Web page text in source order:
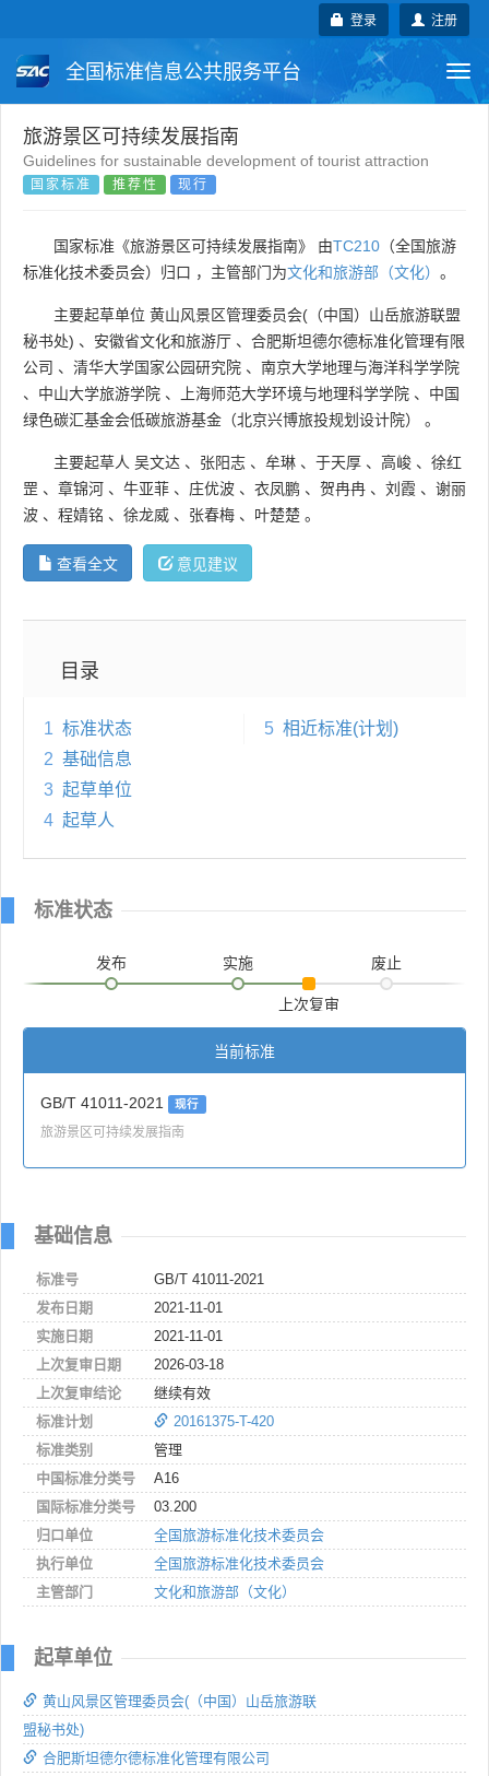
注册
登录
全国标准信息公共服务平台
国家标准 行业标准
团体标准
国外标准 技术委员会
旅游景区可持续发展指南
Guidelines for sustainable development of tourist attraction
国家标准 推荐性 现行
国家标准《旅游景区可持续发展指南》 由TC210 （全国旅游
标准化技术委员会）归口 ，主管部门为文化和旅游部（文化） 。
主要起草单位 黄山风景区管理委员会(（中国）山岳旅游联盟
秘书处) 、 安徽省文化和旅游厅 、 合肥斯坦德尔德标准化管理有限
公司 、 清华大学国家公园研究院 、 南京大学地理与海洋科学学院
、 中山大学旅游学院 、 上海师范大学环境与地理科学学院 、 中国
绿色碳汇基金会低碳旅游基金（北京兴博旅投规划设计院）
。
主要起草人 吴文达 、 张阳志 、 牟琳 、 于天厚 、 高峻 、 徐红
罡 、 章锦河 、 牛亚菲 、 庄优波 、 衣凤鹏 、 贺冉冉 、 刘霞 、 谢丽
波 、 程婧铭 、 徐龙威 、 张春梅 、 叶楚楚 。
查看全文 意见建议
目录
1 标准状态
2 基础信息
3 起草单位
4 起草人
5 相近标准(计划)
标准状态
发布 实施
上次复审
废止
当前标准
GB/T 41011-2021 现行
旅游景区可持续发展指南
基础信息
标准号
GB/T 41011-2021
发布日期
2021-11-01
实施日期
2021-11-01
上次复审日期
2026-03-18
上次复审结论
继续有效
标准计划
20161375-T-420
标准类别
管理
中国标准分类号
A16
国际标准分类号
03.200
归口单位
全国旅游标准化技术委员会
执行单位
全国旅游标准化技术委员会
主管部门
文化和旅游部（文化）
起草单位
黄山风景区管理委员会(（中国）山岳旅游联
盟秘书处)
合肥斯坦德尔德标准化管理有限公司